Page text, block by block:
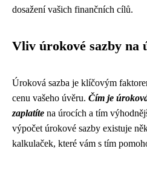
dosažení vašich finančních cílů.
Vliv úrokové sazby na
Úroková sazba je klíčovým
cenu vašeho úvěru. Čím je
zaplatíte na úrocích a tím
výpočet úrokové sazby existuje
kalkulaček, které vám s tím